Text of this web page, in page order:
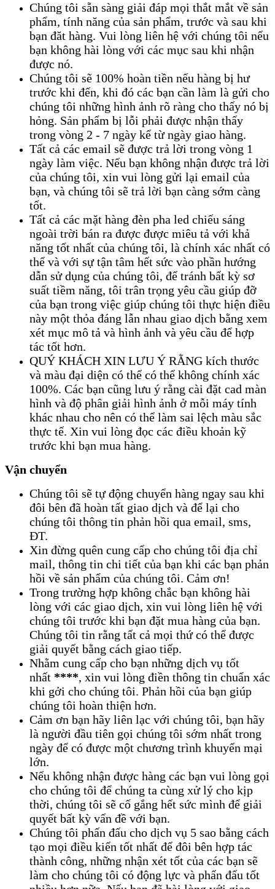
Chúng tôi sẵn sàng giải đáp mọi thắt mắt về sản
phẩm, tính năng của sản phẩm, trước và sau khi
bạn đăt hàng. Vui lòng liên hệ với chúng tôi nếu
bạn không hài lòng với các mục sau khi nhận
được nó.
Chúng tôi sẽ 100% hoàn tiền nếu hàng bị hư
trước khi đến, khi đó các bạn cần làm là gửi cho
chúng tôi những hình ảnh rõ ràng cho thấy nó bị
hỏng. Sản phẩm bị lỗi phải được nhận thấy
trong vòng 2 - 7 ngày kể từ ngày giao hàng.
Tất cả các email sẽ được trả lời trong vòng 1
ngày làm việc. Nếu bạn không nhận được trả lời
của chúng tôi, xin vui lòng gửi lại email của
bạn, và chúng tôi sẽ trả lời bạn càng sớm càng
tốt.
Tất cả các mặt hàng đèn pha led chiếu sáng
ngoài trời bán ra được được miêu tả với khả
năng tốt nhất của chúng tôi, là chính xác nhất có
thể và với sự tận tâm hết sức vào phần hướng
dẫn sử dụng của chúng tôi, để tránh bất kỳ sơ
suất tiềm năng, tôi trân trọng yêu cầu giúp đỡ
của bạn trong việc giúp chúng tôi thực hiện điều
này một thỏa đáng lẫn nhau giao dịch bằng xem
xét mục mô tả và hình ảnh và yêu cầu để hợp
tác tốt hơn.
QUÝ KHÁCH XIN LƯU Ý RẰNG kích thước
và màu đại diện có thể có thể không chính xác
100%. Các bạn cũng lưu ý rằng cài đặt cad màn
hình và độ phân giải hình ảnh ở mỗi máy tính
khác nhau cho nên có thể làm sai lệch màu sắc
thực tế. Xin vui lòng đọc các điều khoản kỹ
trước khi bạn mua hàng.
Vận chuyển
Chúng tôi sẽ tự động chuyển hàng ngay sau khi
đôi bên đã hoàn tất giao dịch và để lại cho
chúng tôi thông tin phản hồi qua email, sms,
ĐT.
Xin đừng quên cung cấp cho chúng tôi địa chỉ
mail, thông tin chi tiết của bạn khi các bạn phản
hồi về sản phẩm của chúng tôi. Cảm ơn!
Trong trường hợp không chắc bạn không hài
lòng với các giao dịch, xin vui lòng liên hệ với
chúng tôi trước khi bạn đặt mua hàng của bạn.
Chúng tôi tin rằng tất cả mọi thứ có thể được
giải quyết bằng cách giao tiếp.
Nhằm cung cấp cho bạn những dịch vụ tốt
nhất ****, xin vui lòng điền thông tin chuẩn xác
khi gởi cho chúng tôi. Phản hồi của bạn giúp
chúng tôi hoàn thiện hơn.
Cảm ơn bạn hãy liên lạc với chúng tôi, bạn hãy
là người đầu tiên gọi chúng tôi sớm nhất trong
ngày để có được một chương trình khuyến mại
lớn.
Nếu không nhận được hàng các bạn vui lòng gọi
cho chúng tôi để chúng ta cùng xử lý cho kịp
thời, chúng tôi sẽ cố gắng hết sức mình để giải
quyết bất kỳ vấn đề với bạn.
Chúng tôi phấn đấu cho dịch vụ 5 sao bằng cách
tạo mọi điều kiến tốt nhất để đôi bên hợp tác
thành công, những nhận xét tốt của các bạn sẽ
làm cho chúng tôi có động lực và phấn đấu tốt